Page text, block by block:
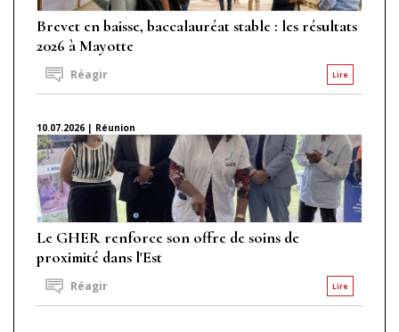
Brevet en baisse, baccalauréat stable : les résultats
2026 à Mayotte
Lire
Réagir
10.07.2026 | Réunion
Le GHER renforce son offre de soins de
proximité dans l'Est
Lire
Réagir